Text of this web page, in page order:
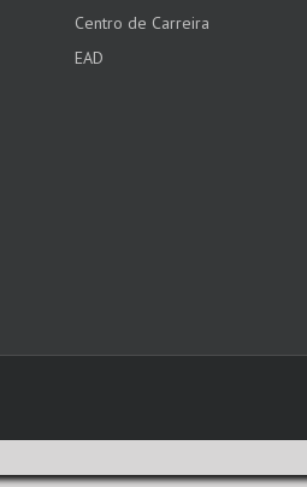
Centro de Carreira
EAD